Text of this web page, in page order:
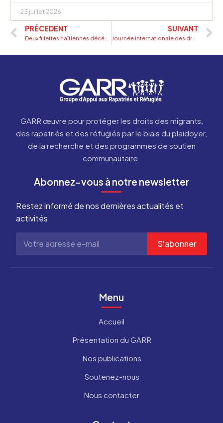
23 juillet 2026
PRÉCEDENT SUIVANT
Journée internationale des droits des femmes: Le GARR dénonce le calvaire des femmes et les filles haïtiennes en situation de mobilité en Haïti et ailleurs
GARR œuvre pour protéger les droits des migrants,
des rapatriés et des réfugiés par le biais du plaidoyer,
de la recherche et des programmes de soutien
communautaire.
Abonnez-vous à notre newsletter
Restez informé de nos dernières actualités et
activités
S'abonner
Menu
Accueil
Présentation du GARR
Nos publications
Soutenez-nous
Nous contacter